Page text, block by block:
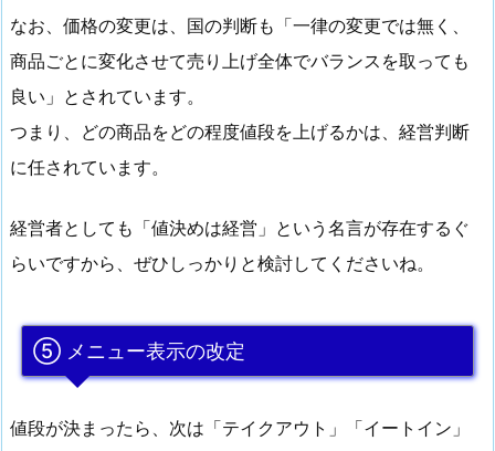
なお、価格の変更は、国の判断も「一律の変更では無く、
商品ごとに変化させて売り上げ全体でバランスを取っても
良い」とされています。
つまり、どの商品をどの程度値段を上げるかは、経営判断
に任されています。
経営者としても「値決めは経営」という名言が存在するぐ
らいですから、ぜひしっかりと検討してくださいね。
⑤ メニュー表示の改定
値段が決まったら、次は「テイクアウト」「イートイン」